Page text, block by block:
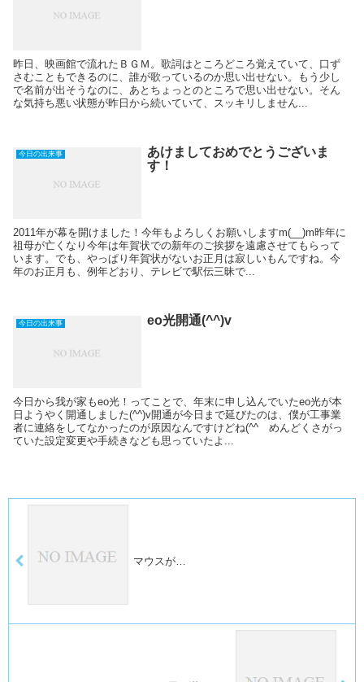
昨日、映画館で流れたＢＧＭ。歌詞はところどころ覚えていて、口ず
さむこともできるのに、誰が歌っているのか思い出せない。もう少し
で名前が出そうなのに、あとちょっとのところで思い出せない。そん
な気持ち悪い状態が昨日から続いていて、スッキリしません...
今日の出来事
あけましておめでとうございま
す！
2011年が幕を開けました！今年もよろしくお願いしますm(__)m昨年に
祖母が亡くなり今年は年賀状での新年のご挨拶を遠慮させてもらって
います。でも、やっぱり年賀状がないお正月は寂しいもんですね。今
年のお正月も、例年どおり、テレビで駅伝三昧で...
今日の出来事 eo光開通(^^)v
今日から我が家もeo光！ってことで、年末に申し込んでいたeo光が本
日ようやく開通しました(^^)v開通が今日まで延びたのは、僕が工事業
者に連絡をしてなかったのが原因なんですけどね(^^ゞめんどくさがっ
ていた設定変更や手続きなども思っていたよ...
マウスが…